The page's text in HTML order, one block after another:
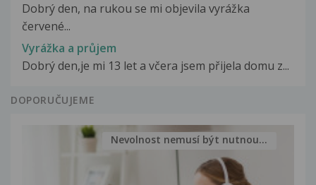
Dobrý den, na rukou se mi objevila vyrážka
červené...
Vyrážka a průjem
Dobrý den,je mi 13 let a včera jsem přijela domu z...
DOPORUČUJEME
Nevolnost nemusí být nutnou...